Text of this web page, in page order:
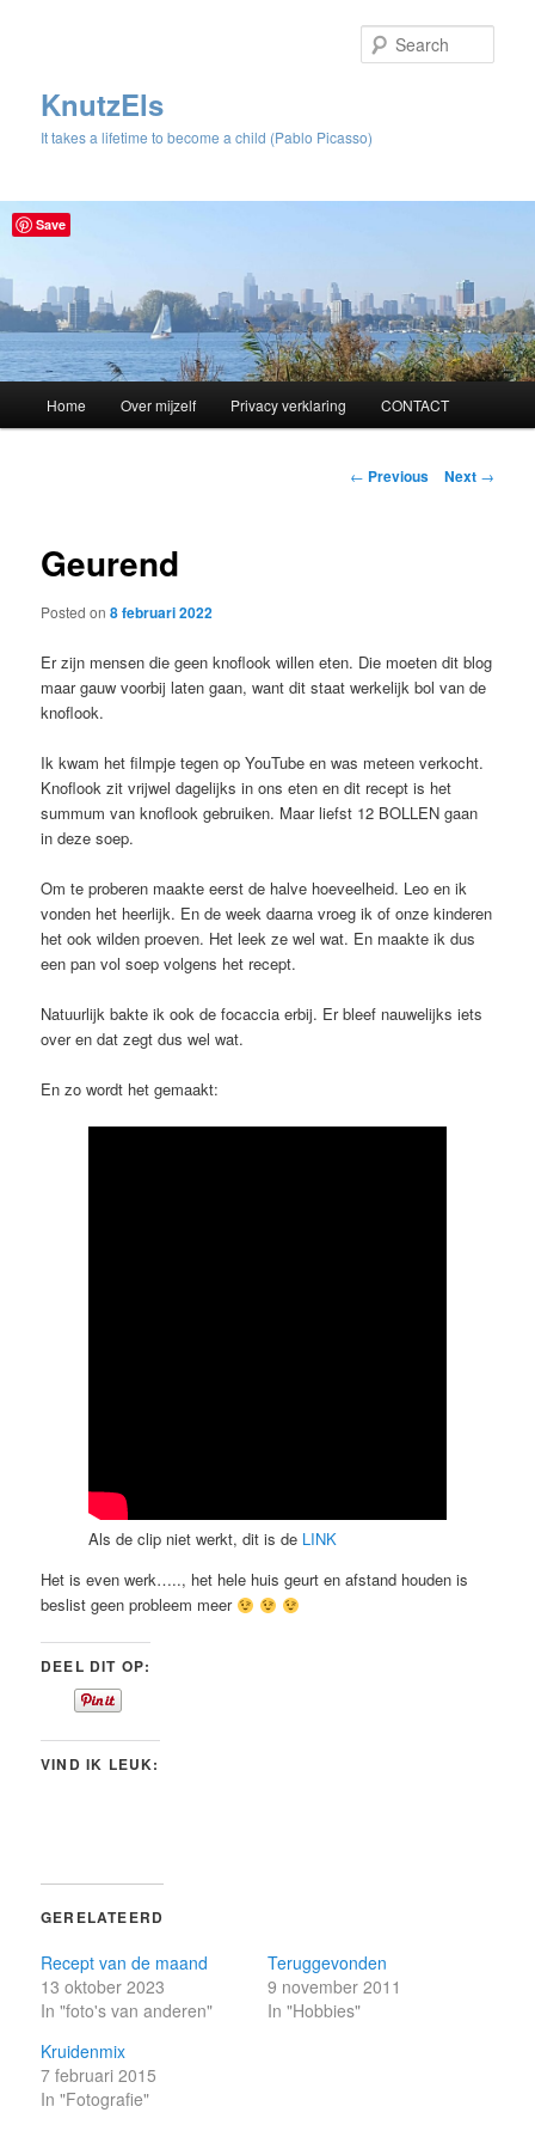
KnutzEls
It takes a lifetime to become a child (Pablo Picasso)
Skip
content
Home Over mijzelf Privacy verklaring CONTACT
Post
← Previous Next →
Geurend
Posted on8 februari 2022
Er zijn mensen die geen knoflook willen eten. Die moeten dit blog
maar gauw voorbij laten gaan, want dit staat werkelijk bol van de
knoflook.
Ik kwam het filmpje tegen op YouTube en was meteen verkocht.
Knoflook zit vrijwel dagelijks in ons eten en dit recept is het
summum van knoflook gebruiken. Maar liefst 12 BOLLEN gaan
in deze soep.
Om te proberen maakte eerst de halve hoeveelheid. Leo en ik
vonden het heerlijk. En de week daarna vroeg ik of onze kinderen
het ook wilden proeven. Het leek ze wel wat. En maakte ik dus
een pan vol soep volgens het recept.
Natuurlijk bakte ik ook de focaccia erbij. Er bleef nauwelijks iets
over en dat zegt dus wel wat.
En zo wordt het gemaakt:
Als de clip niet werkt, dit is de LINK
Het is even werk….., het hele huis geurt en afstand houden is
beslist geen probleem meer
DEEL DIT OP:
VIND IK LEUK:
GERELATEERD
Recept van de maand
13 oktober 2023
In "foto's van anderen"
Teruggevonden
9 november 2011
In "Hobbies"
Kruidenmix
7 februari 2015
In "Fotografie"
Save